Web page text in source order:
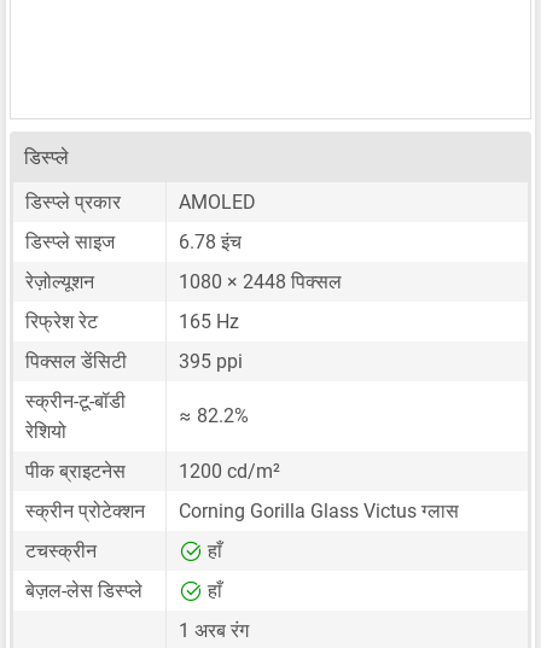
डिस्प्ले
डिस्प्ले प्रकार
AMOLED
डिस्प्ले साइज
6.78 इंच
रेज़ोल्यूशन
1080 × 2448 पिक्सल
रिफ्रेश रेट
165 Hz
पिक्सल डेंसिटी
395 ppi
स्क्रीन-टू-बॉडी
रेशियो
≈ 82.2%
पीक ब्राइटनेस
1200 cd/m²
स्क्रीन प्रोटेक्शन
Corning Gorilla Glass Victus ग्लास
टचस्क्रीन
हाँ
बेज़ल-लेस डिस्प्ले
हाँ
1 अरब रंग